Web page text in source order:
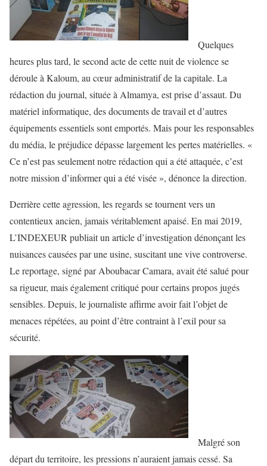
Quelques
heures plus tard, le second acte de cette nuit de violence se
déroule à Kaloum, au cœur administratif de la capitale. La
rédaction du journal, située à Almamya, est prise d’assaut. Du
matériel informatique, des documents de travail et d’autres
équipements essentiels sont emportés. Mais pour les responsables
du média, le préjudice dépasse largement les pertes matérielles. «
Ce n’est pas seulement notre rédaction qui a été attaquée, c’est
notre mission d’informer qui a été visée », dénonce la direction.
Derrière cette agression, les regards se tournent vers un
contentieux ancien, jamais véritablement apaisé. En mai 2019,
L’INDEXEUR publiait un article d’investigation dénonçant les
nuisances causées par une usine, suscitant une vive controverse.
Le reportage, signé par Aboubacar Camara, avait été salué pour
sa rigueur, mais également critiqué pour certains propos jugés
sensibles. Depuis, le journaliste affirme avoir fait l’objet de
menaces répétées, au point d’être contraint à l’exil pour sa
sécurité.
Malgré son
départ du territoire, les pressions n’auraient jamais cessé. Sa